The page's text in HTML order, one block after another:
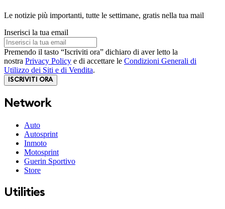
Le notizie più importanti, tutte le settimane, gratis nella tua mail
Inserisci la tua email
Premendo il tasto “Iscriviti ora” dichiaro di aver letto la
nostra Privacy Policy e di accettare le Condizioni Generali di
Utilizzo dei Siti e di Vendita.
ISCRIVITI ORA
Network
Auto
Autosprint
Inmoto
Motosprint
Guerin Sportivo
Store
Utilities